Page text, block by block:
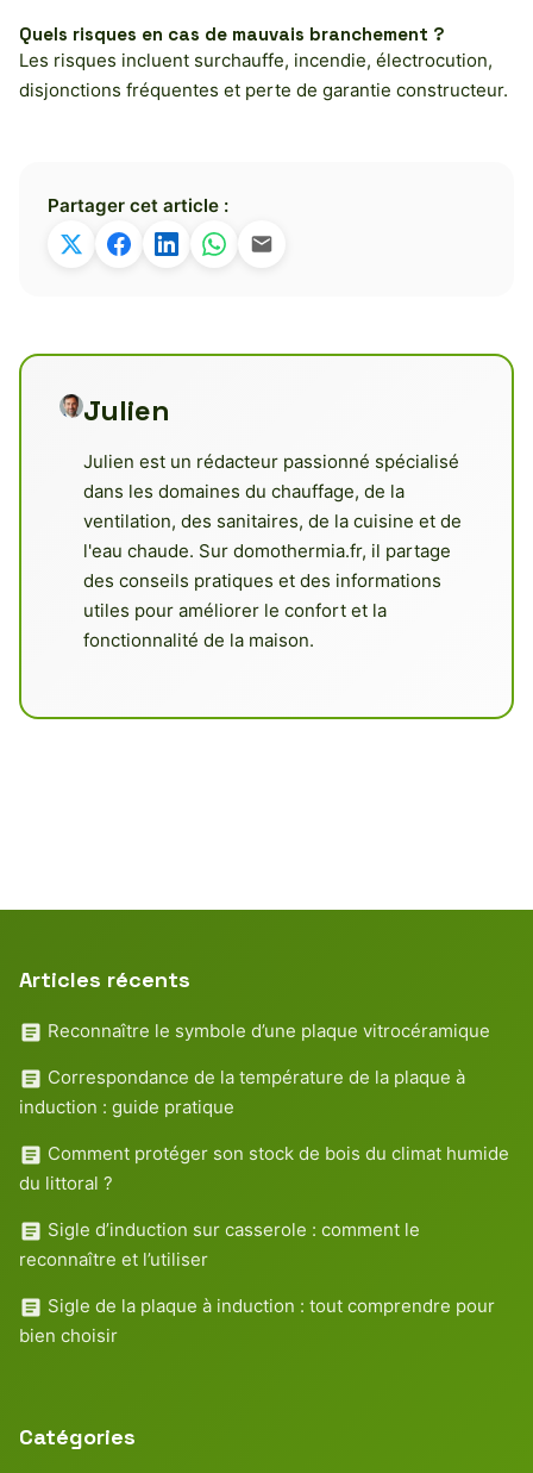
Quels risques en cas de mauvais branchement ?
Les risques incluent surchauffe, incendie, électrocution,
disjonctions fréquentes et perte de garantie constructeur.
Partager cet article :
Julien
Julien est un rédacteur passionné spécialisé
dans les domaines du chauffage, de la
ventilation, des sanitaires, de la cuisine et de
l'eau chaude. Sur domothermia.fr, il partage
des conseils pratiques et des informations
utiles pour améliorer le confort et la
fonctionnalité de la maison.
Articles récents
Reconnaître le symbole d’une plaque vitrocéramique
Correspondance de la température de la plaque à
induction : guide pratique
Comment protéger son stock de bois du climat humide
du littoral ?
Sigle d’induction sur casserole : comment le
reconnaître et l’utiliser
Sigle de la plaque à induction : tout comprendre pour
bien choisir
Catégories